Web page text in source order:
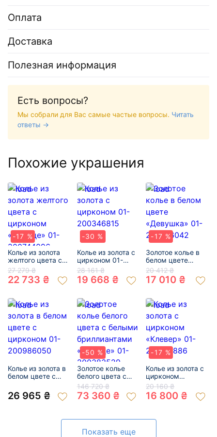
Оплата
Доставка
Полезная информация
Есть вопросы?
Мы собрали для Вас самые частые вопросы. Читать
ответы →
Похожие украшения
-17 %
Колье из золота
желтого цвета с
цирконом
«Сердце» 01-
200744096
27 279 ₴
22 733 ₴
-30 %
Колье из золота с
цирконом 01-
200346815
28 161 ₴
19 668 ₴
-17 %
Золотое колье в
белом цвете
«Девушка» 01-
200576042
20 412 ₴
17 010 ₴
Колье из золота в
белом цвете с
200986050
26 965 ₴
-50 %
Золотое колье
белого цвета с
белыми
бриллиантами
«Сердце» 01-
146 720 ₴
73 360 ₴
-17 %
Колье из золота с
цирконом
«Клевер» 01-
200781886
20 160 ₴
16 800 ₴
Показать еще